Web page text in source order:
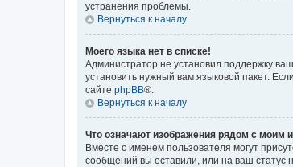
устранения проблемы.
Вернуться к началу
Моего языка нет в списке!
Администратор не установил поддержку
установить нужный вам языковой пакет.
сайте phpBB®.
Вернуться к началу
Что означают изображения рядом с моим
Вместе с именем пользователя могут
сообщений вы оставили, или на ваш статус